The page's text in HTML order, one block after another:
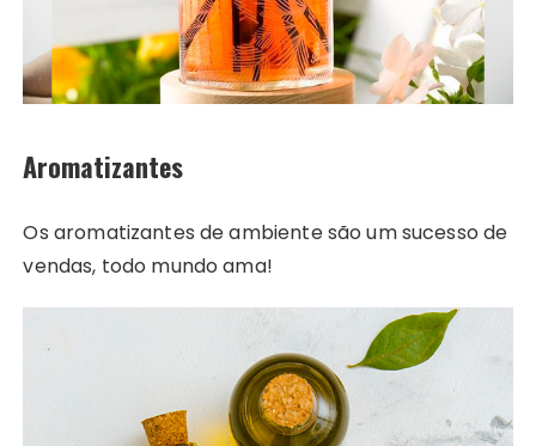
Aromatizantes
Os aromatizantes de ambiente são um sucesso de
vendas, todo mundo ama!